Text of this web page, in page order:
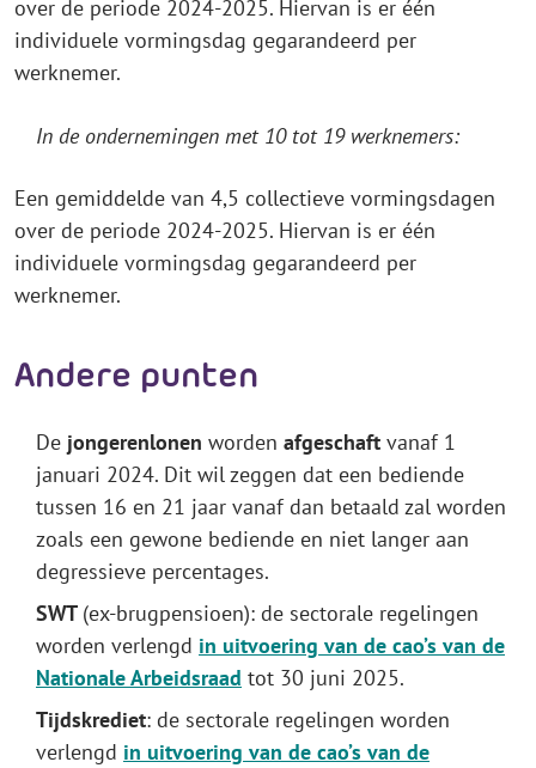
over de periode 2024-2025. Hiervan is er één
individuele vormingsdag gegarandeerd per
werknemer.
In de ondernemingen met 10 tot 19 werknemers:
Een gemiddelde van 4,5 collectieve vormingsdagen
over de periode 2024-2025. Hiervan is er één
individuele vormingsdag gegarandeerd per
werknemer.
Andere punten
De jongerenlonen worden afgeschaft vanaf 1
januari 2024. Dit wil zeggen dat een bediende
tussen 16 en 21 jaar vanaf dan betaald zal worden
zoals een gewone bediende en niet langer aan
degressieve percentages.
SWT (ex-brugpensioen): de sectorale regelingen
worden verlengd in uitvoering van de cao’s van de
Nationale Arbeidsraad tot 30 juni 2025.
Tijdskrediet: de sectorale regelingen worden
verlengd in uitvoering van de cao’s van de